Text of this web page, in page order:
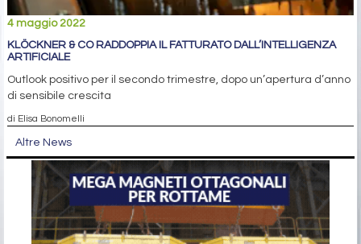
4 maggio 2022
KLÖCKNER & CO RADDOPPIA IL FATTURATO DALL’INTELLIGENZA
ARTIFICIALE
Outlook positivo per il secondo trimestre, dopo un’apertura d’anno
di sensibile crescita
di Elisa Bonomelli
Altre News